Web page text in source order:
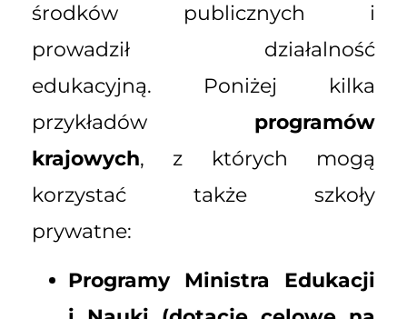
środków publicznych i
prowadził działalność
edukacyjną. Poniżej kilka
przykładów programów
krajowych, z których mogą
korzystać także szkoły
prywatne:
Programy Ministra Edukacji